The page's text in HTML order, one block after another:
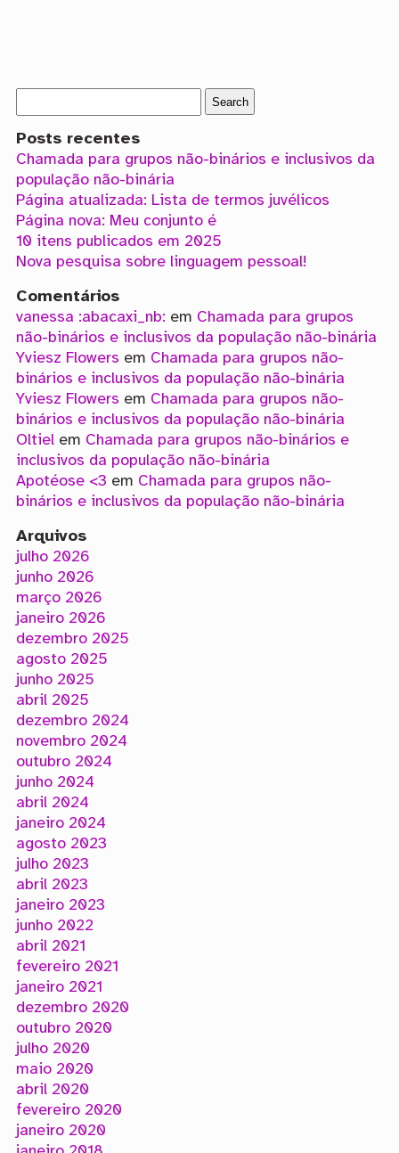
Posts recentes
Chamada para grupos não-binários e inclusivos da
população não-binária
Página atualizada: Lista de termos juvélicos
Página nova: Meu conjunto é
10 itens publicados em 2025
Nova pesquisa sobre linguagem pessoal!
Comentários
vanessa :abacaxi_nb: em Chamada para grupos
não-binários e inclusivos da população não-binária
Yviesz Flowers em Chamada para grupos não-
binários e inclusivos da população não-binária
Yviesz Flowers em Chamada para grupos não-
binários e inclusivos da população não-binária
Oltielem Chamada para grupos não-binários e
inclusivos da população não-binária
Apotéose <3 em Chamada para grupos não-
binários e inclusivos da população não-binária
Arquivos
julho 2026
junho 2026
março 2026
janeiro 2026
dezembro 2025
agosto 2025
junho 2025
abril 2025
dezembro 2024
novembro 2024
outubro 2024
junho 2024
abril 2024
janeiro 2024
agosto 2023
julho 2023
abril 2023
janeiro 2023
junho 2022
abril 2021
fevereiro 2021
janeiro 2021
dezembro 2020
outubro 2020
julho 2020
maio 2020
abril 2020
fevereiro 2020
janeiro 2020